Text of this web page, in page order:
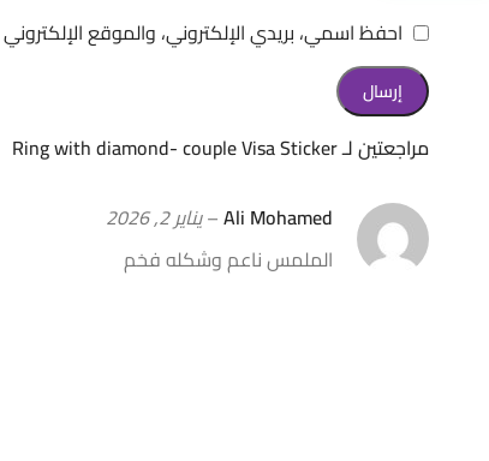
مراجعتين لـRing with diamond- couple Visa Sticker
Ali Mohamed
–يناير 2, 2026
الملمس ناعم وشكله فخم
احفظ اسمي، بريدي الإلكتروني، والموقع